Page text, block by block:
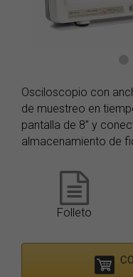
Osciloscopio con
de muestreo en
pantalla de 8” y
almacenamiento de
Folleto